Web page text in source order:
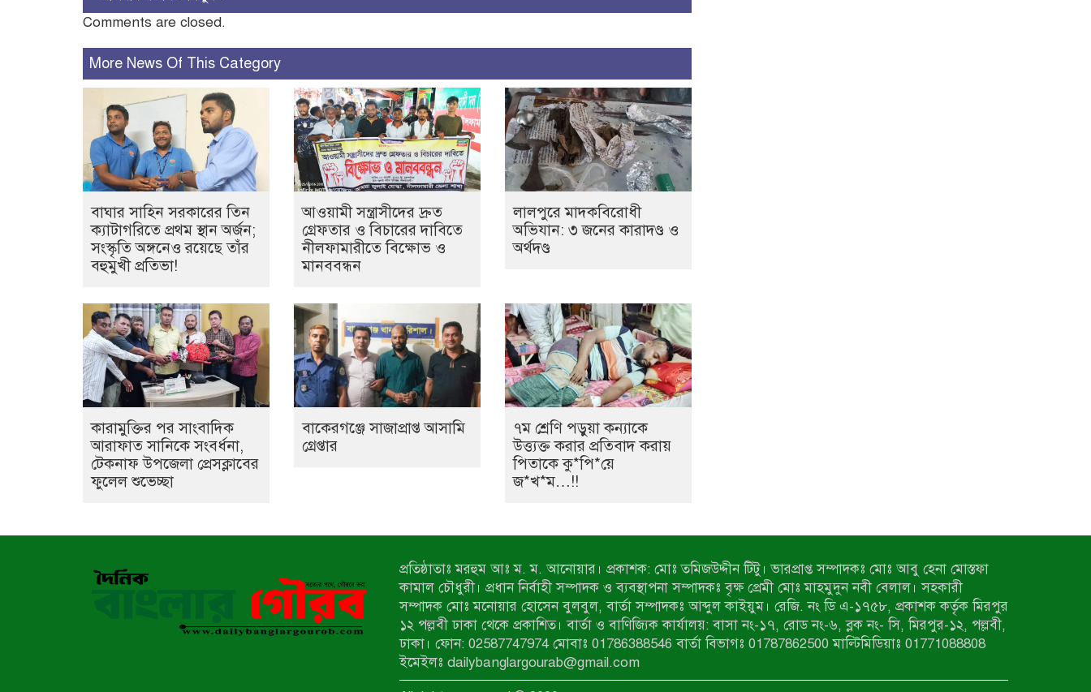
Comments are closed.
More News Of This Category
বাঘার সাহিন সরকারের তিন
ক্যাটাগরিতে প্রথম স্থান অর্জন;
সংস্কৃতি অঙ্গনেও রয়েছে তাঁর
বহুমুখী প্রতিভা!
আওয়ামী সন্ত্রাসীদের দ্রুত
গ্রেফতার ও বিচারের দাবিতে
নীলফামারীতে বিক্ষোভ ও
মানববন্ধন
লালপুরে মাদকবিরোধী
অভিযান: ৩ জনের কারাদণ্ড ও
অর্থদণ্ড
কারামুক্তির পর সাংবাদিক
আরাফাত সানিকে সংবর্ধনা,
টেকনাফ উপজেলা প্রেসক্লাবের
ফুলেল শুভেচ্ছা
বাকেরগঞ্জে সাজাপ্রাপ্ত আসামি
গ্রেপ্তার
৭ম শ্রেণি পড়ুয়া কন্যাকে
উত্ত্যক্ত করার প্রতিবাদ করায়
পিতাকে কু*পি*য়ে
জ*খ*ম…!!
প্রতিষ্ঠাতাঃ মরহুম আঃ ম. ম. আনোয়ার। প্রকাশক: মোঃ তমিজউদ্দীন টিটু। ভারপ্রাপ্ত সম্পাদকঃ মোঃ আবু হেনা মোস্তফা
কামাল চৌধুরী। প্রধান নির্বাহী সম্পাদক ও ব্যবস্থাপনা সম্পাদকঃ বৃক্ষ প্রেমী মোঃ মাহমুদুন নবী বেলাল। সহকারী
সম্পাদক মোঃ মনোয়ার হোসেন বুলবুল, বার্তা সম্পাদকঃ আব্দুল কাইয়ুম। রেজি. নং ডি এ-১৭৫৮, প্রকাশক কর্তৃক মিরপুর
১২ পল্লবী ঢাকা থেকে প্রকাশিত। বার্তা ও বাণিজ্যিক কার্যালয়: বাসা নং-১৭, রোড নং-৬, ব্লক নং- সি, মিরপুর-১২, পল্লবী,
ঢাকা। ফোন: 02587747974 মোবাঃ 01786388546 বার্তা বিভাগঃ 01787862500 মাল্টিমিডিয়াঃ 01771088808
ইমেইলঃ dailybanglargourab@gmail.com